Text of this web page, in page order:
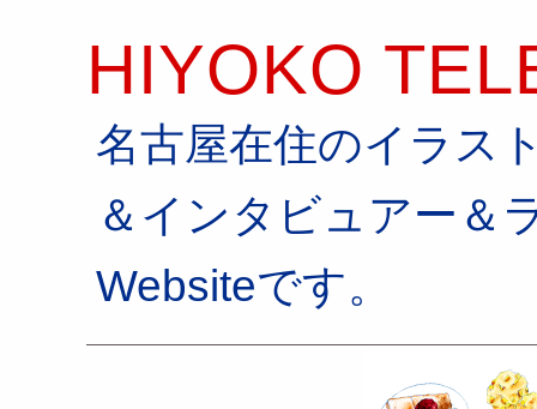
HIYOKO
名古屋在住のイラス
＆インタビュアー＆
Websiteです。